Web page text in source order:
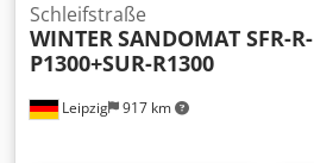
Leipzig 917 km
Schleifstraße
WINTERSANDOMAT SFR-R-
P1300+SUR-R1300